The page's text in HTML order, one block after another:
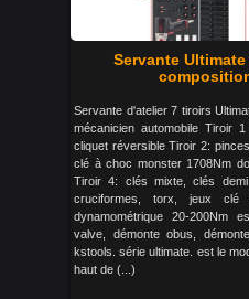
Servante
Servante d'atelier 7 tiroirs
mécanicien automobile Tiroir
cliquet réversible Tiroir 2:
clé à choc monster 1708Nm
Tiroir 4: clés mixte, clés
cruciformes, torx, jeux
dynamométrique 20-200Nm
valve, démonte obus,
kstools. série ultimate. est le
haut de (...)